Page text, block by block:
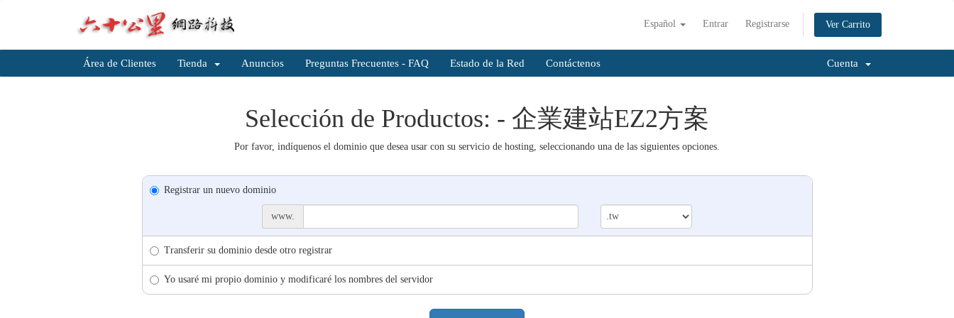
Español Entrar Registrarse Ver Carrito
Área de Clientes Tienda Anuncios Preguntas Frecuentes - FAQ Estado de la Red Contáctenos Cuenta
Selección de Productos: - 企業建站EZ2方案
Por favor, indíquenos el dominio que desea usar con su servicio de hosting, seleccionando una de las siguientes opciones.
Registrar un nuevo dominio
www.
Transferir su dominio desde otro registrar
Yo usaré mi propio dominio y modificaré los nombres del servidor